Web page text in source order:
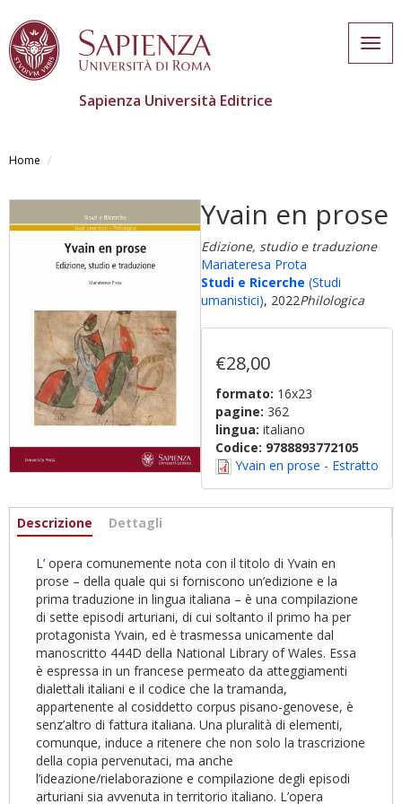
contenuto
Sapienza Università Editrice
Home
Yvain en prose
Edizione, studio e traduzione
Mariateresa Prota
Studi e Ricerche (Studi
umanistici), 2022Philologica
€28,00
formato: 16x23
pagine: 362
lingua: italiano
Codice: 9788893772105
Yvain en prose - Estratto
Informazioni
Descrizione (scheda
Dettagli
L’ opera comunemente nota con il titolo di Yvain en
prose – della quale qui si forniscono un’edizione e la
prima traduzione in lingua italiana – è una compilazione
di sette episodi arturiani, di cui soltanto il primo ha per
protagonista Yvain, ed è trasmessa unicamente dal
manoscritto 444D della National Library of Wales. Essa
è espressa in un francese permeato da atteggiamenti
dialettali italiani e il codice che la tramanda,
appartenente al cosiddetto corpus pisano-genovese, è
senz’altro di fattura italiana. Una pluralità di elementi,
comunque, induce a ritenere che non solo la trascrizione
della copia pervenutaci, ma anche
l’ideazione/rielaborazione e compilazione degli episodi
arturiani sia avvenuta in territorio italiano. L’opera